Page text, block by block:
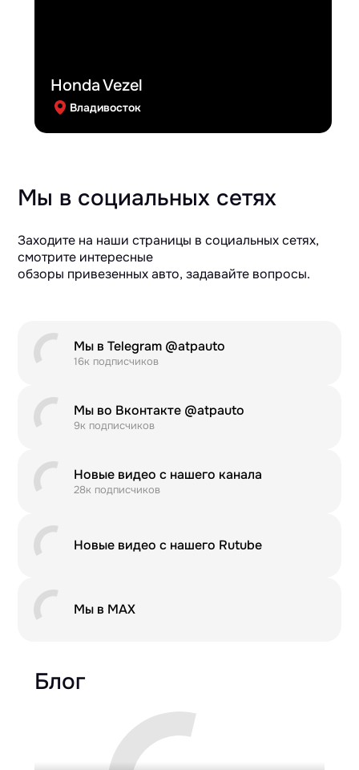
Honda Vezel
Владивосток
Мы в социальных сетях
Заходите на наши страницы в социальных сетях,
смотрите интересные
обзоры привезенных авто, задавайте вопросы.
Мы в Telegram @atpauto
16к подписчиков
Мы во Вконтакте @atpauto
9к подписчиков
Новые видео с нашего канала
28к подписчиков
Новые видео с нашего Rutube
Мы в MAX
Блог